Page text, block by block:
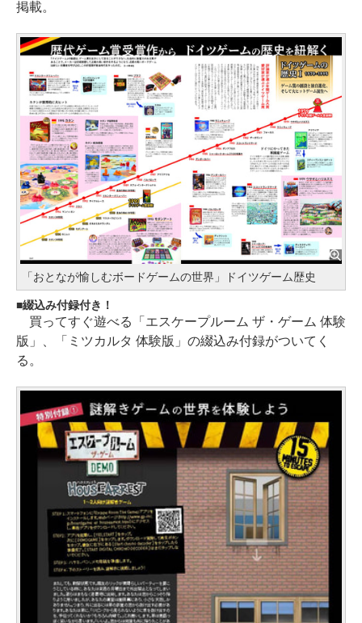
掲載。
「おとなが愉しむボードゲームの世界」ドイツゲーム歴史
綴込み付録付き！
買ってすぐ遊べる「エスケープルーム ザ・ゲーム 体験
版」、「ミツカルタ 体験版」の綴込み付録がついてく
る。